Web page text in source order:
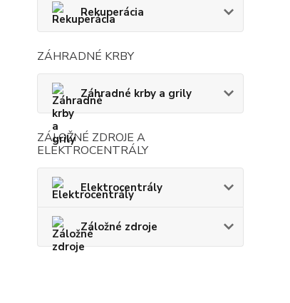
Rekuperácia
ZÁHRADNÉ KRBY
Záhradné krby a grily
ZÁLOŽNÉ ZDROJE A
ELEKTROCENTRÁLY
Elektrocentrály
Záložné zdroje